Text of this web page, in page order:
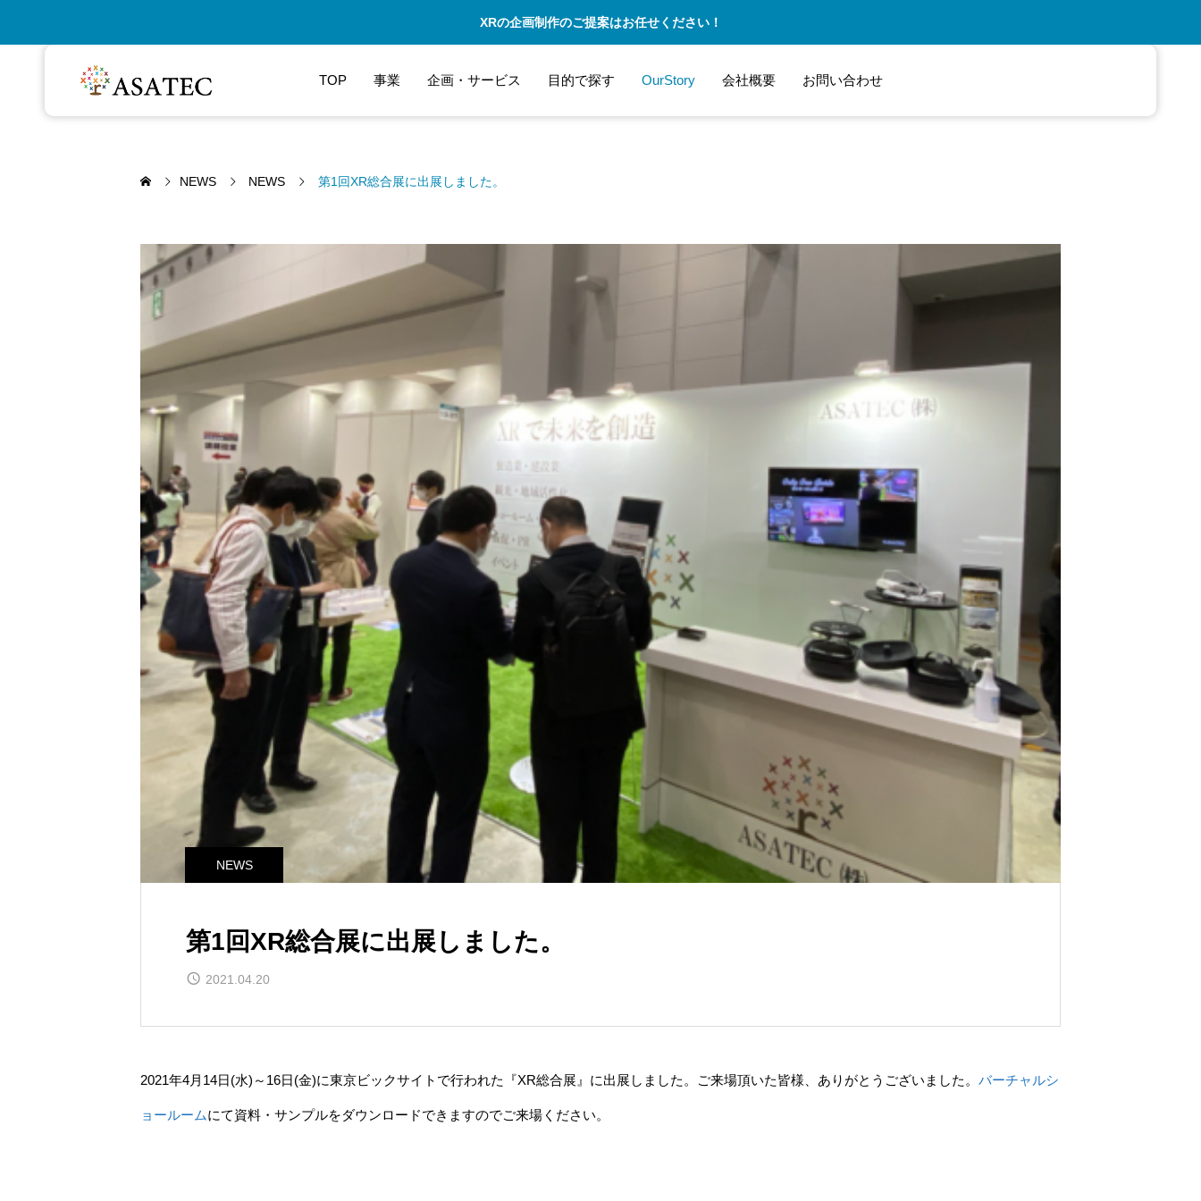
XRの企画制作のご提案はお任せください！
TOP 事業 企画・サービス 目的で探す OurStory 会社概要 お問い合わせ
NEWS NEWS 第1回XR総合展に出展しました。
NEWS
第1回XR総合展に出展しました。
2021.04.20
2021年4月14日(水)～16日(金)に東京ビックサイトで行われた『XR総合展』に出展しました。ご来場頂いた皆様、ありがとうございました。 バーチャルシ
ョールームにて資料・サンプルをダウンロードできますのでご来場ください。